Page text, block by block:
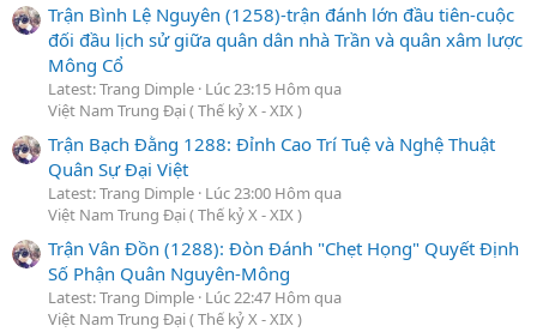
Trận Bình Lệ Nguyên (1258)-trận đánh lớn đầu tiên-cuộc
đối đầu lịch sử giữa quân dân nhà Trần và quân xâm lược
Mông Cổ
Latest: Trang Dimple Lúc 23:15 Hôm qua
Việt Nam Trung Đại ( Thế kỷ X - XIX )
Trận Bạch Đằng 1288: Đỉnh Cao Trí Tuệ và Nghệ Thuật
Quân Sự Đại Việt
Latest: Trang Dimple Lúc 23:00 Hôm qua
Việt Nam Trung Đại ( Thế kỷ X - XIX )
Trận Vân Đồn (1288): Đòn Đánh "Chẹt Họng" Quyết Định
Số Phận Quân Nguyên-Mông
Latest: Trang Dimple Lúc 22:47 Hôm qua
Việt Nam Trung Đại ( Thế kỷ X - XIX )